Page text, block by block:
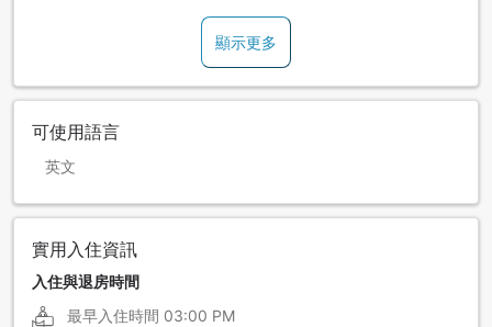
顯示更多
可使用語言
英文
實用入住資訊
入住與退房時間
最早入住時間 03:00 PM